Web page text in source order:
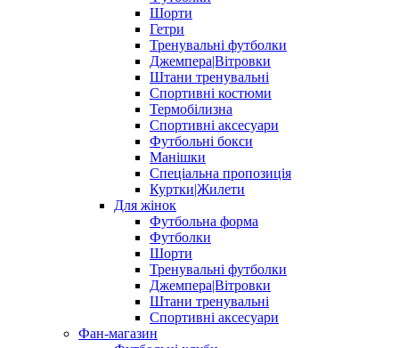
Шорти
Гетри
Тренувальні футболки
Джемпера|Вітровки
Штани тренувальні
Спортивні костюми
Термобілизна
Спортивні аксесуари
Футбольні бокси
Манішки
Спеціальна пропозиція
Куртки|Жилети
Для жінок
Футбольна форма
Футболки
Шорти
Тренувальні футболки
Джемпера|Вітровки
Штани тренувальні
Спортивні аксесуари
Фан-магазин